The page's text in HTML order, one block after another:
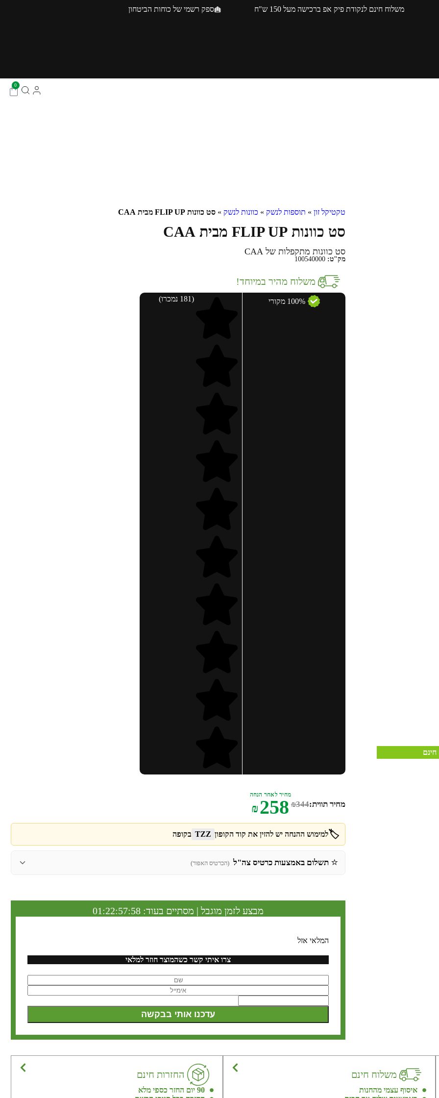
משלוח חינם לנקודת פיק אפ ברכישה מעל 150 ש"ח ספק רשמי של כוחות הביטחון
0
טקטיקל זון » תוספות לנשק » כוונות לנשק » סט כוונות FLIP UP מבית CAA
סט כוונות FLIP UP מבית CAA
סט כוונות מתקפלות של CAA
מק"ט:
משלוח מהיר במיוחד!
100% מקורי (181 נמכרו)
מחיר תווית: ₪344
מחיר לאחר הנחה
₪258
🏷️למימוש ההנחה יש להזין את קוד הקופון TZZ בקופה
⭐ תשלום באמצעות כרטיס צה"ל (הכרטיס האפור)
מבצע לזמן מוגבל | מסתיים בעוד: 01:22:57:57
המלאי אזל
צרו איתי קשר כשהמוצר חוזר למלאי
משלוח חינם
איסוף עצמי מהחנות
החזרות חינם
90 יום החזר כספי מלא